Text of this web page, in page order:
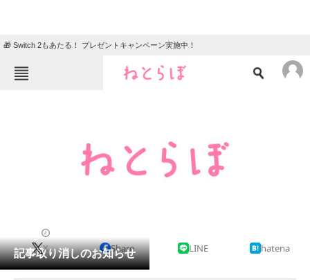
🎁 Switch 2もあたる！ プレゼントキャンペーン実施中！
クイズ
地域
会員記事
記事取り消しのお知らせ
X Share LINE hatena